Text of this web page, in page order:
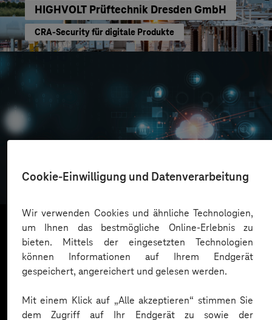
Cookie-Einwilligung und Datenverarbeitung
Wir verwenden Cookies und ähnliche Technologien,
um Ihnen das bestmögliche Online-Erlebnis zu
bieten. Mittels der eingesetzten Technologien
können Informationen auf Ihrem Endgerät
gespeichert, angereichert und gelesen werden.
Mit einem Klick auf „Alle akzeptieren“ stimmen Sie
dem Zugriff auf Ihr Endgerät zu sowie der
HIGHVOLT Prüftechnik Dresden GmbH
CRA-Security für digitale Produkte
Sichere Cloud Transformation
Mehr laden